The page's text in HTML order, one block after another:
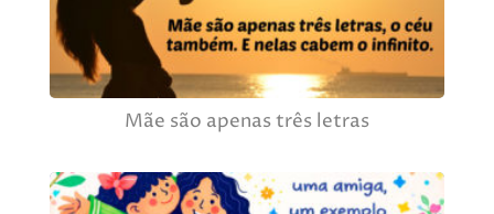
Mãe são apenas três letras